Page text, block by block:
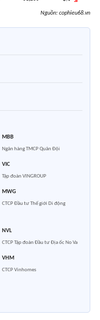
Nguồn: cophieu68.vn
MBB
Ngân hàng TMCP Quân Đội
VIC
Tập đoàn VINGROUP
MWG
CTCP Đầu tư Thế giới Di động
NVL
CTCP Tập đoàn Đầu tư Địa ốc No Va
VHM
CTCP Vinhomes